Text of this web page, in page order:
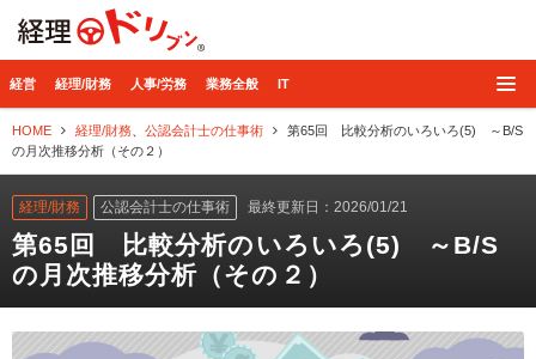
経営 経理/財務 人事/労務 業務全般 IT
HOME 経理/財務 公認会計士の仕事術
第65回 比較分析のいろいろ(5) ～B/S
の月次推移分析（その２）
経理/財務 公認会計士の仕事術 最終更新日：2026/01/21
第65回 比較分析のいろいろ(5) ～B/S
の月次推移分析（その２）